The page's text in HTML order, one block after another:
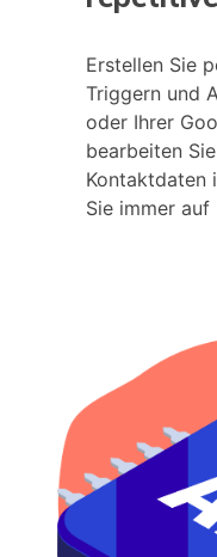
Erstellen Sie
Triggern und
oder Ihrer
bearbeiten
Kontaktdaten
Sie immer